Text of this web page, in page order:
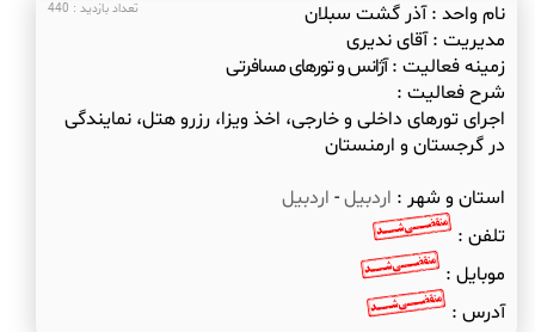
تعداد بازدید : 440 نام واحد :آذر گشت سبلان
مدیریت :آقای ندیری
زمینه فعالیت :آژانس و تورهای مسافرتی
شرح فعالیت :
اجرای تورهای داخلی و خارجی، اخذ ویزا، رزرو هتل، نمایندگی
در گرجستان و ارمنستان
استان و شهر : اردبیل- اردبیل
تلفن :
موبایل :
آدرس :